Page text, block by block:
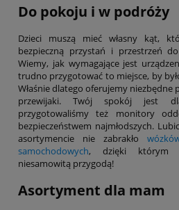
Do pokoju i w podróży
Dzieci muszą mieć własny kąt,
bezpieczną przystań i przestrzeń
Wiemy, jak wymagające jest
trudno przygotować to miejsce, by
Właśnie dlatego oferujemy niezbędne
przewijaki. Twój spokój jest
przygotowaliśmy też monitory
bezpieczeństwem najmłodszych.
asortymencie nie zabrakło
samochodowych, dzięki którym
niesamowitą przygodą!
Asortyment dla mam